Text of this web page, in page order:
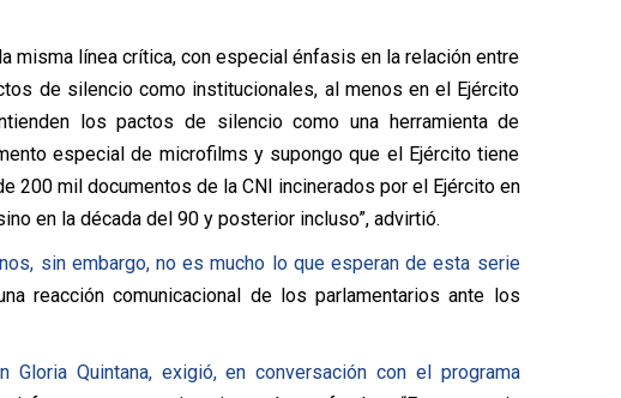
misma línea crítica, con especial énfasis en la relación entre
de silencio como institucionales, al menos en el Ejército
los pactos de silencio como una herramienta de
especial de microfilms y supongo que el Ejército tiene
200 mil documentos de la CNI incinerados por el Ejército en
en la década del 90 y posterior incluso”, advirtió.
sin embargo, no es mucho lo que esperan de esta serie
reacción comunicacional de los parlamentarios ante los
Gloria Quintana, exigió, en conversación con el programa